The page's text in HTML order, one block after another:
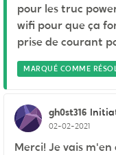
pour les truc
wifi pour que ça
prise de courant
MARQUÉ COMME
gh0st316
02-02-2021
Merci! Je vais